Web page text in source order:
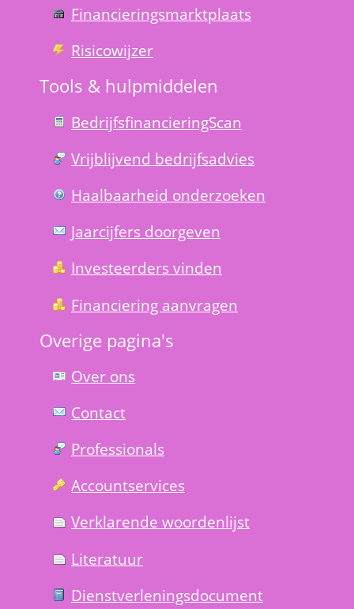
Financierings­markt­plaats
Risico­wijzer
Tools & hulp­middelen
Bedrijfsfinanciering­Scan
Vrijblijvend bedrijfs­advies
Haal­baar­heid onder­zoeken
Jaarcijfers doorgeven
Investeerders vinden
Financiering aanvragen
Overige pagina's
Over ons
Contact
Professionals
Account­services
Verklarende woorden­lijst
Literatuur
Dienst­verlenings­document